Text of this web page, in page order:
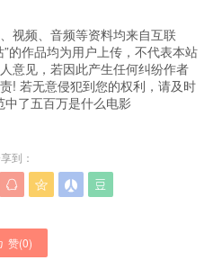
视频、音频等资料均来自互联
的作品均为用户上传，不代表本站
意见，若因此产生任何纠纷作者
! 若无意侵犯到您的权利，请及时
中了五百万是什么电影
到：
   
赞(0)